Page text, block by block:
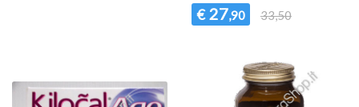
€ 27,90 33,50